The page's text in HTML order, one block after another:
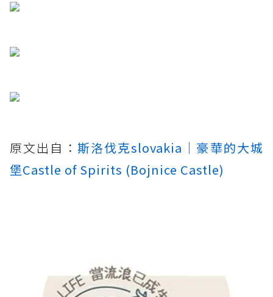
原文出自： 斯洛伐克slovakia｜豪華的大城
堡Castle of Spirits (Bojnice Castle)